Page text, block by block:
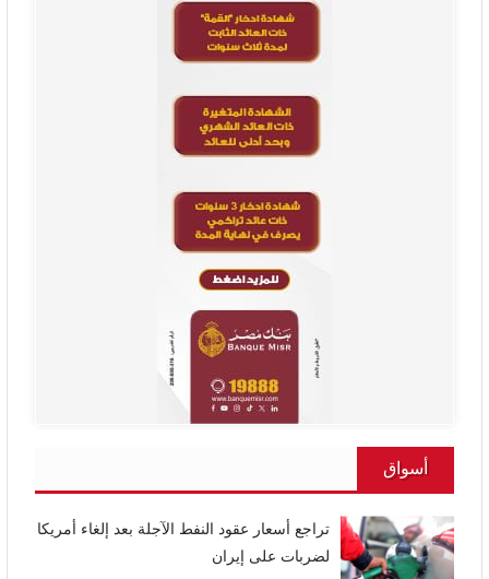
أسواق
تراجع أسعار عقود النفط الآجلة بعد إلغاء أمريكا
لضربات على إيران